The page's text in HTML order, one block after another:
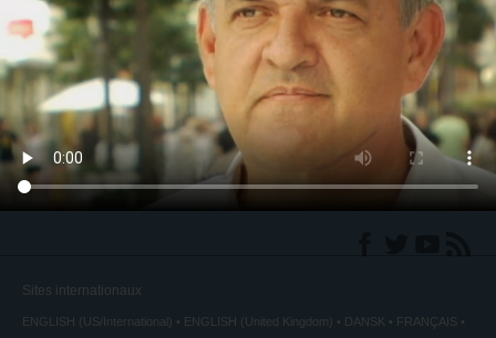
Amérique du Nord
Sites internationaux
ENGLISH (US/International) ENGLISH (United Kingdom) DANSK FRANÇAIS